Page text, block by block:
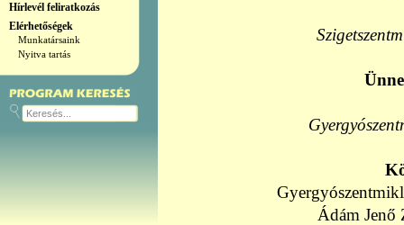
Hírlevél feliratkozás
Elérhetőségek
Munkatársaink
Nyitva tartás
Ádám Jenő